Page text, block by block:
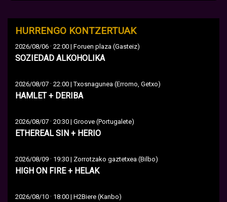
HURRENGO KONTZERTUAK
2026/08/06 · 22:00 | Foruen plaza (Gasteiz)
SOZIEDAD ALKOHOLIKA
2026/08/07 · 22:00 | Txosnagunea (Erromo, Getxo)
HAMLET + DERIBA
2026/08/07 · 20:30 | Groove (Portugalete)
ETHEREAL SIN + HERIO
2026/08/09 · 19:30 | Zorrotzako gaztetxea (Bilbo)
HIGH ON FIRE + HELAK
2026/08/10 · 18:00 | H2Biere (Kanbo)